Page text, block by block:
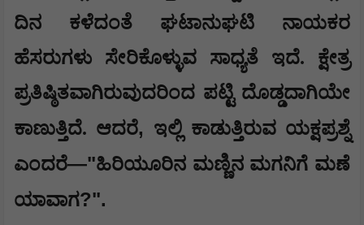
ದಿನ ಕಳೆದಂತೆ ಘಟಾನುಘಟಿ ನಾಯಕರ
ಹೆಸರುಗಳು ಸೇರಿಕೊಳ್ಳುವ ಸಾಧ್ಯತೆ ಇದೆ. ಕ್ಷೇತ್ರ
ಪ್ರತಿಷ್ಠಿತವಾಗಿರುವುದರಿಂದ ಪಟ್ಟಿ ದೊಡ್ಡದಾಗಿಯೇ
ಕಾಣುತ್ತಿದೆ. ಆದರೆ, ಇಲ್ಲಿ ಕಾಡುತ್ತಿರುವ ಯಕ್ಷಪ್ರಶ್ನೆ
ಎಂದರೆ—"ಹಿರಿಯೂರಿನ ಮಣ್ಣಿನ ಮಗನಿಗೆ ಮಣೆ
ಯಾವಾಗ?".